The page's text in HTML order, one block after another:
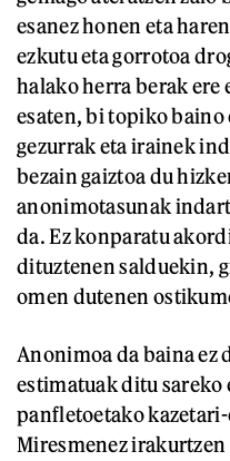
esanez honen eta
ezkutu eta gorrotoa
halako herra berak ere
esaten, bi topiko
gezurrak eta irainek
bezain gaiztoa du
anonimotasunak
da. Ez konparatu
dituztenen salduekin,
omen dutenen
Anonimoa da baina ez
estimatuak ditu sareko
panfletoetako
Miresmenez